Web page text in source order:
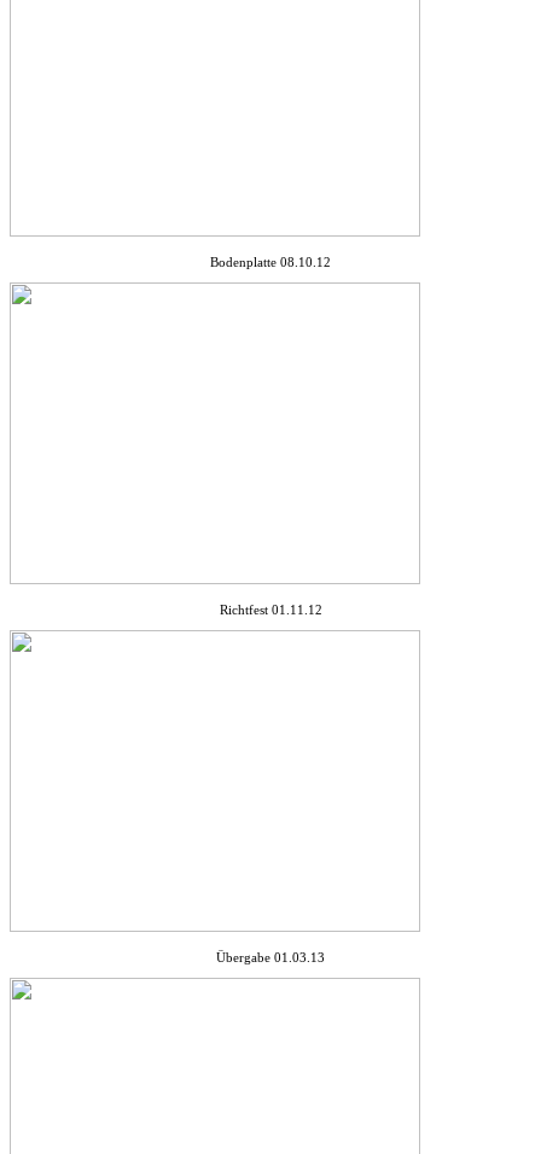
Bodenplatte 08.10.12
Richtfest 01.11.12
Übergabe 01.03.13